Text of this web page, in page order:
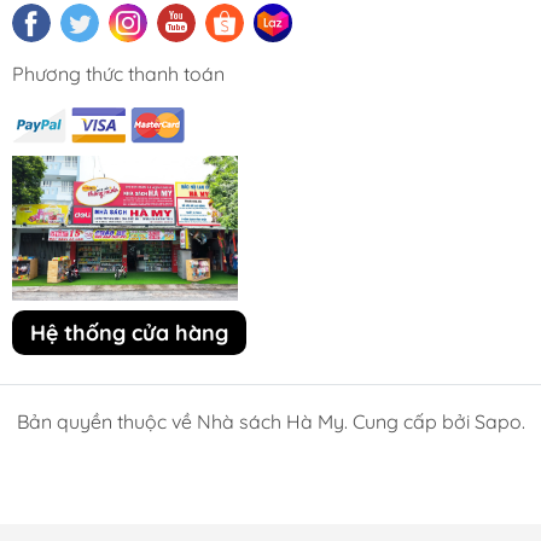
Phương thức thanh toán
Hệ thống cửa hàng
Bản quyền thuộc về Nhà sách Hà My. Cung cấp bởi Sapo.